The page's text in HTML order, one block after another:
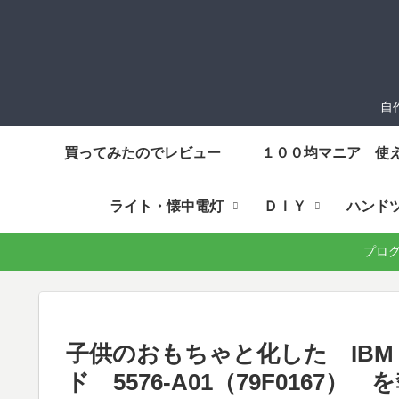
自
買ってみたのでレビュー １００均マニア 使
ライト・懐中電灯 ＤＩＹ ハンド
プロ
子供のおもちゃと化した
ド 5576-A01（79F0167） を